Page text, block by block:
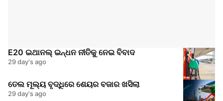
E20 ଇଥାନଲ୍ ଇନ୍ଧନ ନୀତିକୁ ନେଇ ବିବାଦ
29 day's ago
ତେଲ ମୂଲ୍ୟ ବୃଦ୍ଧିରେ ଶେୟର ବଜାର ଖସିଲା
29 day's ago